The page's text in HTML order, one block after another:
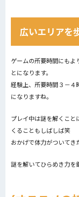
広いエリアを
ゲームの所要時間にもよ
とになります。
経験上、所要時間３－４
になりますね。
プレイ中は謎を解くこと
くることもしばしば笑
おかげで体力がついてき
謎を解いてひらめき力を